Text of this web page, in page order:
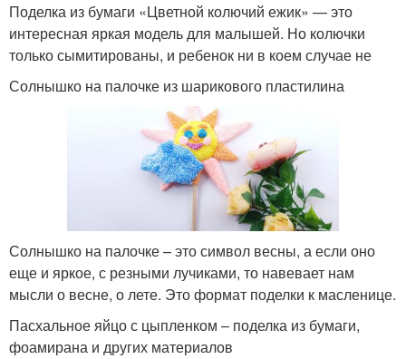
Поделка из бумаги «Цветной колючий ежик» — это
интересная яркая модель для малышей. Но колючки
только сымитированы, и ребенок ни в коем случае не
Солнышко на палочке из шарикового пластилина
Солнышко на палочке – это символ весны, а если оно
еще и яркое, с резными лучиками, то навевает нам
мысли о весне, о лете. Это формат поделки к масленице.
Пасхальное яйцо с цыпленком – поделка из бумаги,
фоамирана и других материалов